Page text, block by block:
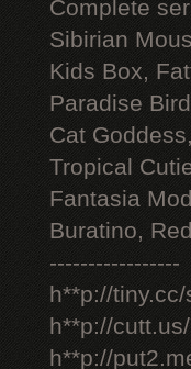
Complete
Sibirian
Kids Box,
Paradise
Cat
Tropical
Fantasia
Buratino,
-----------------
h**p://
h**p://
h**p://